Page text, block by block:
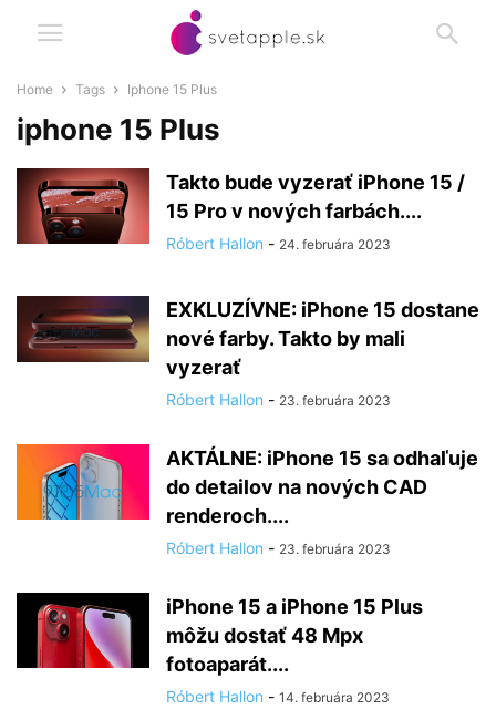
Home Tags Iphone 15 Plus
iphone 15 Plus
Takto bude vyzerať iPhone 15 /
15 Pro v nových farbách....
Róbert Hallon - 24. februára 2023
EXKLUZÍVNE: iPhone 15 dostane
nové farby. Takto by mali
vyzerať
Róbert Hallon - 23. februára 2023
AKTÁLNE: iPhone 15 sa odhaľuje
do detailov na nových CAD
renderoch....
Róbert Hallon - 23. februára 2023
iPhone 15 a iPhone 15 Plus
môžu dostať 48 Mpx
fotoaparát....
Róbert Hallon - 14. februára 2023